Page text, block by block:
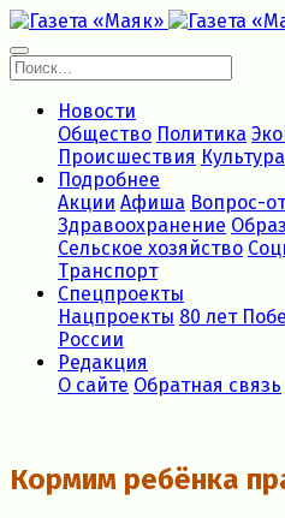
Новости
Общество Политика
Происшествия Культура
Подробнее
Акции Афиша Вопрос-
Здравоохранение
Сельское хозяйство
Транспорт
Спецпроекты
Нацпроекты 80 лет
России
Редакция
О сайте Обратная связь
Кормим ребёнка